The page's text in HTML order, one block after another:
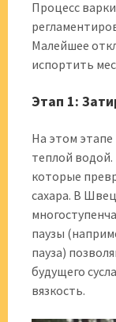
Процесс
Малейшее
испортить
Этап 1:
На этом
теплой
которые
сахара. В
паузы
пауза)
будущего
вязкость.